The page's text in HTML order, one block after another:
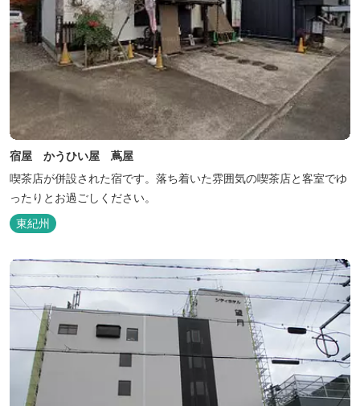
宿屋 かうひい屋 蔦屋
喫茶店が併設された宿です。落ち着いた雰囲気の喫茶店と客室でゆ
ったりとお過ごしください。
東紀州